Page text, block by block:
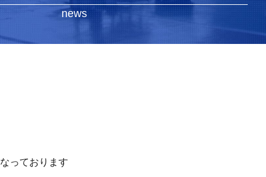
news
っております